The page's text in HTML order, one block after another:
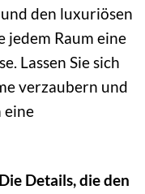
und den luxuriösen
jedem Raum eine
Lassen Sie sich
verzaubern und
eine
Details, die den